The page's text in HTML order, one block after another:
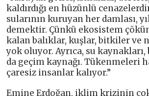
kaldırdığı en hüzünlü
sularının kuruyan her damlası,
demektir. Çünkü ekosistem
kalan balıklar, kuşlar, bitkiler ve
yok oluyor. Ayrıca, su
da geçim kaynağı. Tükenmeleri
çaresiz insanlar kalıyor.”
Emine Erdoğan, iklim krizinin çok